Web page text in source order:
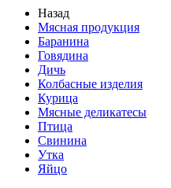
Назад
Мясная продукция
Баранина
Говядина
Дичь
Колбасные изделия
Курица
Мясные деликатесы
Птица
Свинина
Утка
Яйцо